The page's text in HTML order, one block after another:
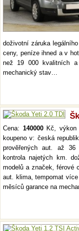
doživotní záruka
ceny, peníze ihned a v
než 19 000 kvalitních
mechanický stav…
Cena: 140000Kč, výkon
koupeno v: česká
prověřených aut. až
kontrola najetých km.
modelů a značek, férové
aut. klima, tempomat
měsíců garance na